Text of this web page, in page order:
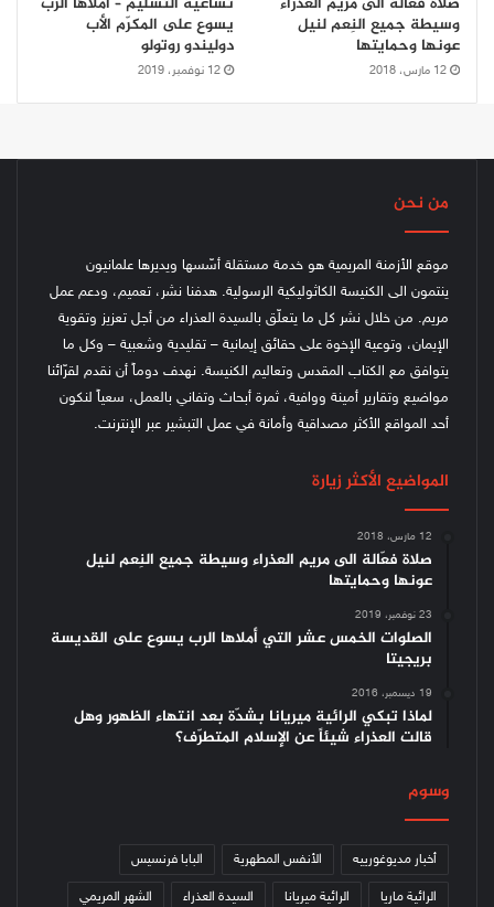
وسيطة جميع النِعم لنيل
عونها وحمايتها
12 مارس، 2018
يسوع على المكرّم الأب
دوليندو روتولو
12 نوفمبر، 2019
من نحن
موقع الأزمنة المريمية هو خدمة مستقلة أسّسها ويديرها علمانيون
ينتمون الى الكنيسة الكاثوليكية الرسولية. هدفنا نشر، تعميم، ودعم عمل
مريم. من خلال نشر كل ما يتعلّق بالسيدة العذراء من أجل تعزيز وتقوية
الإيمان، وتوعية الإخوة على حقائق إيمانية – تقليدية وشعبية – وكل ما
يتوافق مع الكتاب المقدس وتعاليم الكنيسة. نهدف دوماً أن نقدم لقرّائنا
مواضيع وتقارير أمينة ووافية، ثمرة أبحاث وتفاني بالعمل، سعياً لنكون
أحد المواقع الأكثر مصداقية وأمانة في عمل التبشير عبر الإنترنت.
المواضيع الأكثر زيارة
12 مارس، 2018
صلاة فعّالة الى مريم العذراء وسيطة جميع النِعم لنيل
عونها وحمايتها
23 نوفمبر، 2019
الصلوات الخمس عشر التي أملاها الرب يسوع على القديسة
بريجيتا
19 ديسمبر، 2016
لماذا تبكي الرائية ميريانا بشدّة بعد انتهاء الظهور وهل
قالت العذراء شيئاً عن الإسلام المتطرّف؟
وسوم
أخبار مديوغورييه الأنفس المطهرية البابا فرنسيس
الرائية ماريا الرائية ميريانا السيدة العذراء الشهر المريمي